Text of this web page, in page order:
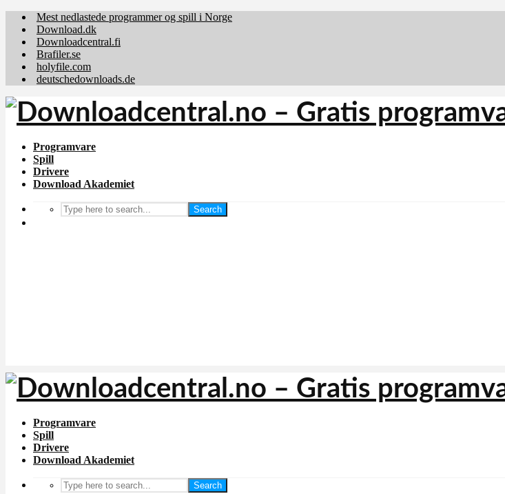
Mest nedlastede programmer og spill i Norge
Download.dk
Downloadcentral.fi
Brafiler.se
holyfile.com
deutschedownloads.de
Programvare
Spill
Drivere
Download Akademiet
Search
Programvare
Spill
Drivere
Download Akademiet
Search